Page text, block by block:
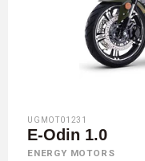
UGMOT01231
E-Odin 1.0
ENERGY MOTORS